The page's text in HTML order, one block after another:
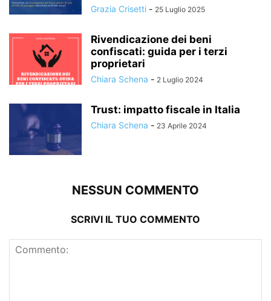
Grazia Crisetti - 25 Luglio 2025
Rivendicazione dei beni
confiscati: guida per i terzi
proprietari
Chiara Schena - 2 Luglio 2024
Trust: impatto fiscale in Italia
Chiara Schena - 23 Aprile 2024
NESSUN COMMENTO
SCRIVI IL TUO COMMENTO